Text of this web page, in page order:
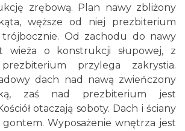
zrębową. Plan nawy zbliżony
węższe od niej prezbiterium
Od zachodu do nawy
wieża o konstrukcji słupowej, z
przylega zakrystia.
dach nad nawą zwieńczony
zaś nad prezbiterium jest
otaczają soboty. Dach i ściany
gontem. Wyposażenie wnętrza jest